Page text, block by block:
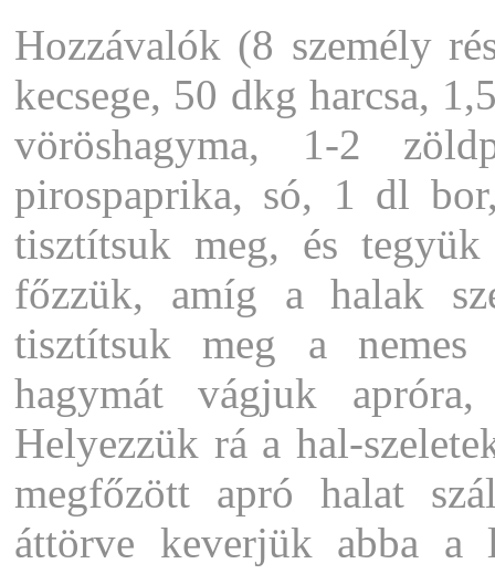
Hozzávalók (8 személy
kecsege, 50 dkg harcsa,
vöröshagyma, 1-2
pirospaprika, só, 1 dl
tisztítsuk meg, és
főzzük, amíg a halak
tisztítsuk meg a nemes
hagymát vágjuk
Helyezzük rá a hal-
megfőzött apró halat
áttörve keverjük abba